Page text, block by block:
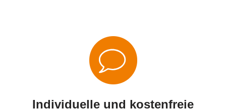
Individuelle und kostenfreie